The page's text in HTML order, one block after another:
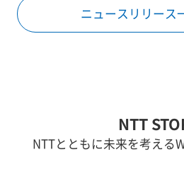
ニュースリリース
NTT
NTTとともに未来を考える